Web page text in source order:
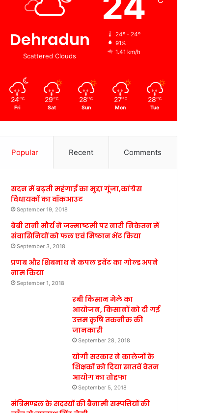
Dehradun
Scattered Clouds
24º - 24º
91%
1.41 km/h
24 ℃
Fri
29 ℃
Sat
28 ℃
Sun
27 ℃
Mon
28 ℃
Tue
Popular Recent Comments
सदन में बढ़ती महंगाई का मुद्दा गूंजा,कांग्रेस
विधायकों का वॉकआउट
September 19, 2018
बेबी रानी मौर्य ने जन्माष्टमी पर नारी निकेतन में
संवासिनियों को फल एवं मिष्ठान भेंट किया
September 3, 2018
प्रणब और शिबनाथ ने कपल इवेंट का गोल्ड अपने
नाम किया
September 1, 2018
रबी किसान मेले का
आयोजन, किसानों को दी गई
उत्तम कृषि तकनीक की
जानकारी
September 28, 2018
योगी सरकार ने कालेजों के
शिक्षकों को दिया सातवें वेतन
आयोग का तोहफा
September 5, 2018
मंत्रिमण्डल के सदस्यों की बैनामी सम्पत्तियों की